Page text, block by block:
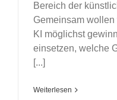
Bereich der
Gemeinsam
KI möglichst
einsetzen, welche
[...]
Weiterlesen